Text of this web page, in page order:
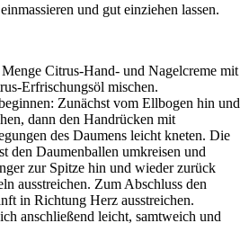
und gut einziehen lassen.
Citrus-Hand- und Nagelcreme mit
Erfrischungsöl mischen.
Zunächst vom Ellbogen hin und
dann den Handrücken mit
des Daumens leicht kneten. Die
den Daumenballen umkreisen und
zur Spitze hin und wieder zurück
ausstreichen. Zum Abschluss den
in Richtung Herz ausstreichen.
anschließend leicht, samtweich und